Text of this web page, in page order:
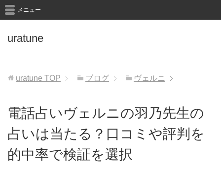
uratune
メニュー
uratune TOP ブログ ヴェルニ
電話占いヴェルニの羽乃先生の
占いは当たる？口コミや評判を
的中率で検証を選択